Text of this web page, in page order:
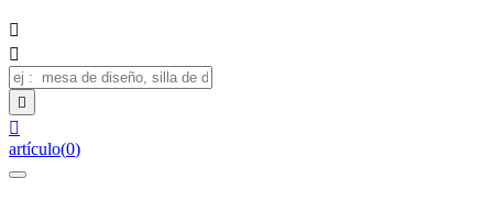




artículo(0)